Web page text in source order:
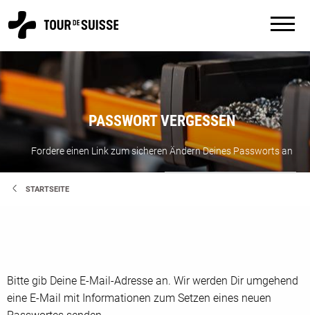
PASSWORT VERGESSEN
Fordere einen Link zum sicheren Ändern Deines Passworts an
STARTSEITE
Bitte gib Deine E-Mail-Adresse an. Wir werden Dir umgehend
eine E-Mail mit Informationen zum Setzen eines neuen